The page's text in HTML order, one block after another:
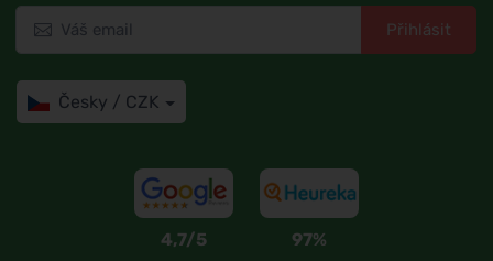
Přihlásit
Česky / CZK
4,7/5 97%